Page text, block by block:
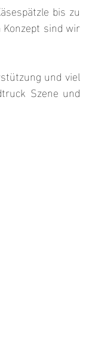
bis zu
sind wir
und viel
Szene und